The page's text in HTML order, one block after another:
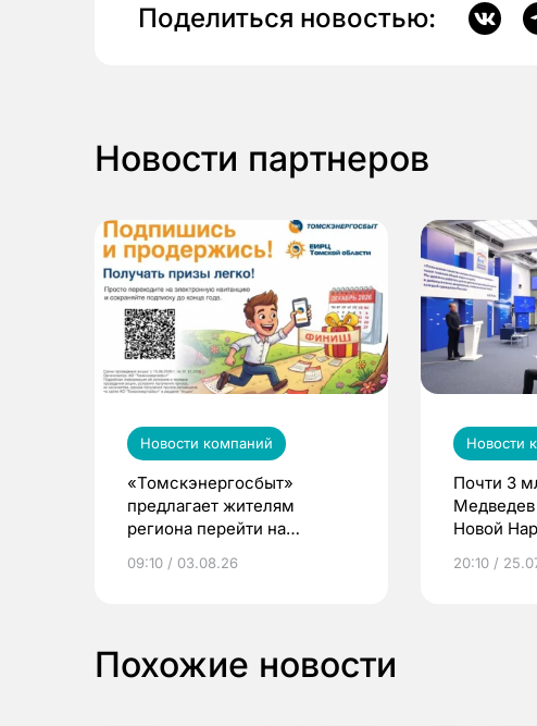
Поделиться новостью:
Новости партнеров
Новости компаний
«Томскэнергосбыт»
предлагает жителям
региона перейти на
выиграть призы
09:10 / 03.08.26
Новости
Почти 3
Медведев
Новой
20:10 /
Похожие новости